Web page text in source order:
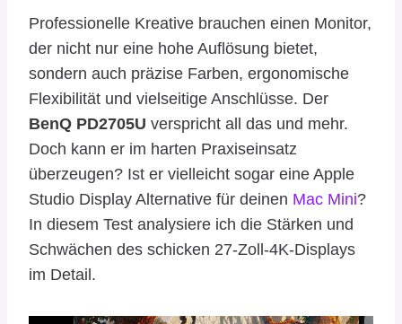
Professionelle Kreative brauchen einen Monitor,
der nicht nur eine hohe Auflösung bietet,
sondern auch präzise Farben, ergonomische
Flexibilität und vielseitige Anschlüsse. Der
BenQ PD2705U verspricht all das und mehr.
Doch kann er im harten Praxiseinsatz
überzeugen? Ist er vielleicht sogar eine Apple
Studio Display Alternative für deinen Mac Mini?
In diesem Test analysiere ich die Stärken und
Schwächen des schicken 27-Zoll-4K-Displays
im Detail.